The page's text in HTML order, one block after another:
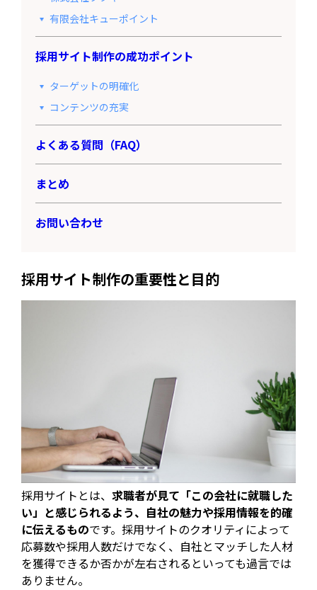
有限会社キューポイント
採用サイト制作の成功ポイント
ターゲットの明確化
コンテンツの充実
よくある質問（FAQ）
まとめ
お問い合わせ
採用サイト制作の重要性と目的
採用サイトとは、求職者が見て「この会社に就職した
い」と感じられるよう、自社の魅力や採用情報を的確
に伝えるものです。採用サイトのクオリティによって
応募数や採用人数だけでなく、自社とマッチした人材
を獲得できるか否かが左右されるといっても過言では
ありません。